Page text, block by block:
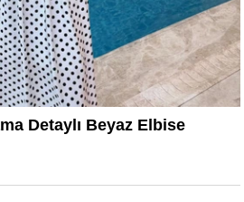
Detaylı Beyaz Elbise